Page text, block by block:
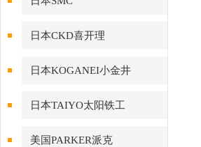
日本CKD喜开理
日本KOGANEI小金井
日本TAIYO太阳铁工
美国PARKER派克